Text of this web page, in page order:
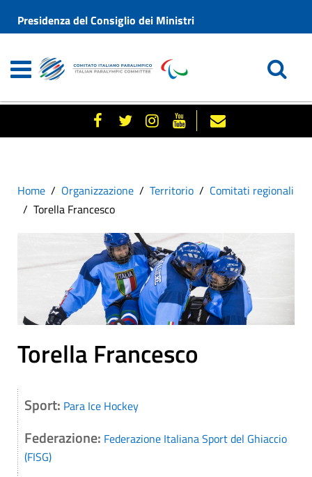
Presidenza del Consiglio dei Ministri
Home Organizzazione Territorio
Comitati regionali
Torella Francesco
Torella Francesco
Sport: Para Ice Hockey
Federazione: Federazione Italiana Sport del Ghiaccio
(FISG)